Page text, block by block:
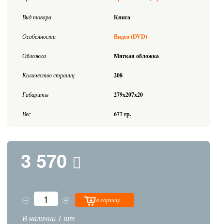
Вид товара Книга
Особенности Видео (DVD)
Обложка Мягкая обложка
Количество страниц 208
Габариты 279x207x20
Вес 677 гр.
3 570
в корзину
В наличии 1 шт